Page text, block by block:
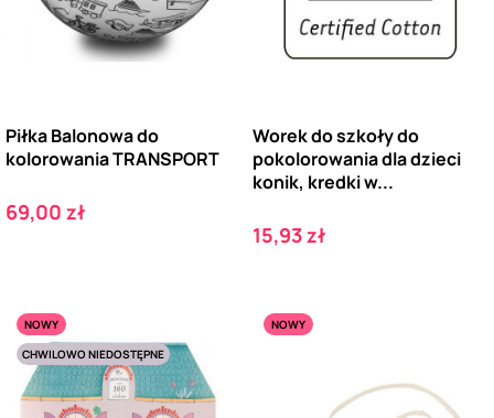
Piłka Balonowa do
kolorowania TRANSPORT
Cena
69,00 zł
Worek do szkoły do
pokolorowania dla dzieci
konik, kredki w...
Cena
15,93 zł
NOWY
CHWILOWO NIEDOSTĘPNE
NOWY